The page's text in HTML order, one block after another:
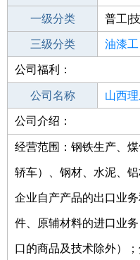
一级分类 普工|
二级分类 普工/技
三级分类 油漆工
其他行业
公司福利：
公司名称 山西
公司类型
公司介绍：
经营范围：钢铁生产、
轿车）、钢材、水泥、
企业自产产品的出口业
件、原辅材料的进口业
口的商品及技术除外）